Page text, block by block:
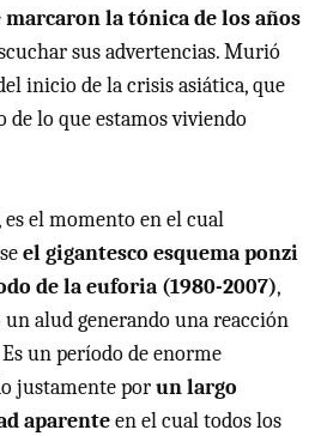
la tónica de los años
sus advertencias. Murió
inicio de la crisis asiática, que
lo que estamos viviendo
es el momento en el cual
el gigantesco esquema ponzi
de la euforia (1980-2007),
un alud generando una reacción
un período de enorme
justamente porun largo
aparenteen el cual todos los